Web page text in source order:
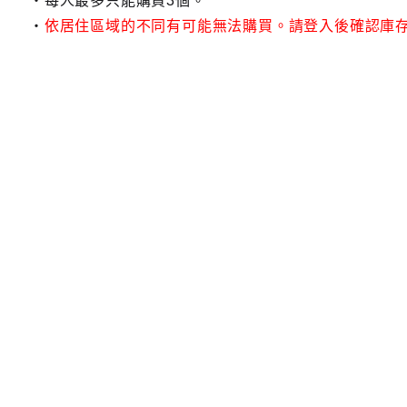
依居住區域的不同有可能無法購買。請登入後確認庫